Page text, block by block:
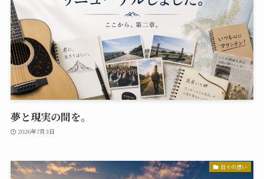
夢と現実の間を。
2026年7月3日
日々の想い